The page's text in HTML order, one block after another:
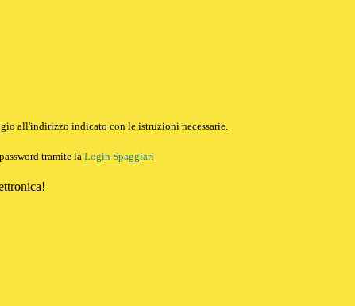
all'indirizzo indicato con le istruzioni necessarie.
tramite la Login Spaggiari